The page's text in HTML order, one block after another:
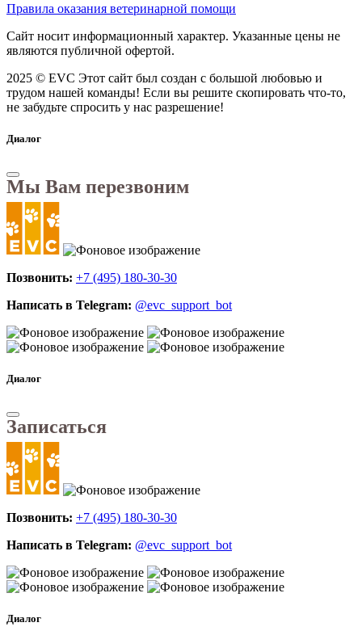
Правила оказания ветеринарной помощи
Сайт носит информационный характер. Указанные цены не
являются публичной офертой.
2025 © EVC Этот сайт был создан с большой любовью и
трудом нашей команды! Если вы решите скопировать что-то,
не забудьте спросить у нас разрешение!
Диалог
Мы Вам перезвоним
Позвонить: +7 (495) 180-30-30
Написать в Telegram: @evc_support_bot
Диалог
Записаться
Позвонить: +7 (495) 180-30-30
Написать в Telegram: @evc_support_bot
Диалог